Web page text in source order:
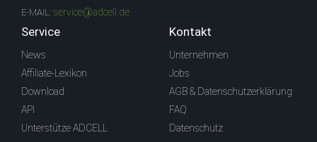
E-MAIL: service@adcell.de
Service
News
Affiliate-Lexikon
Download
API
Unterstütze ADCELL
Kontakt
Unternehmen
Jobs
AGB & Datenschutzerklärung
FAQ
Datenschutz